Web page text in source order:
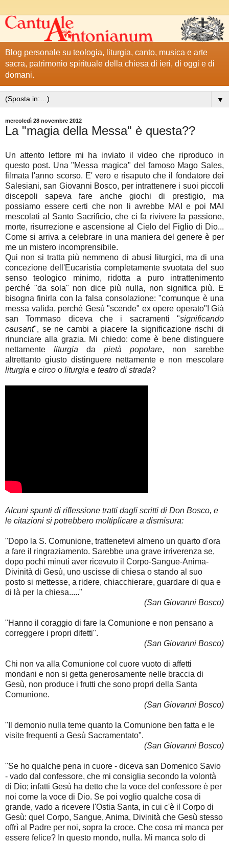
Blog personale su teologia, liturgia, canto, musica e arte
sacra, patrimonio spirituale della chiesa di ieri, di oggi e di
domani.
▼
mercoledì 28 novembre 2012
La "magia della Messa" è questa??
Un attento lettore mi ha inviato il video che riproduco in
questo post. Una "Messa magica" del famoso Mago Sales,
filmata l'anno scorso. E' vero e risaputo che il fondatore dei
Salesiani, san Giovanni Bosco, per intrattenere i suoi piccoli
discepoli sapeva fare anche giochi di prestigio, ma
possiamo essere certi che non li avrebbe MAI e poi MAI
mescolati al Santo Sacrificio, che ci fa rivivere la passione,
morte, risurrezione e ascensione al Cielo del Figlio di Dio...
Come si arriva a celebrare in una maniera del genere è per
me un mistero incomprensibile.
Qui non si tratta più nemmeno di abusi liturgici, ma di una
concezione dell'Eucaristia completamente svuotata del suo
senso teologico minimo, ridotta a puro intrattenimento
perché "da sola" non dice più nulla, non significa più. E
bisogna finirla con la falsa consolazione: "comunque è una
messa valida, perché Gesù "scende" ex opere operato"! Già
san Tommaso diceva che i sacramenti "significando
causant", se ne cambi a piacere la significazione rischi di
rinunciare alla grazia. Mi chiedo: come è bene distinguere
nettamente liturgia da pietà popolare, non sarebbe
altrettanto giusto distinguere nettamente e non mescolare
liturgia e circo o liturgia e teatro di strada?
Alcuni spunti di riflessione tratti dagli scritti di Don Bosco, e
le citazioni si potrebbero moltiplicare a dismisura:
"Dopo la S. Comunione, trattenetevi almeno un quarto d'ora
a fare il ringraziamento. Sarebbe una grave irriverenza se,
dopo pochi minuti aver ricevuto il Corpo-Sangue-Anima-
Divinità di Gesù, uno uscisse di chiesa o stando al suo
posto si mettesse, a ridere, chiacchierare, guardare di qua e
di là per la chiesa....."
(San Giovanni Bosco)
"Hanno il coraggio di fare la Comunione e non pensano a
correggere i propri difetti".
(San Giovanni Bosco)
Chi non va alla Comunione col cuore vuoto di affetti
mondani e non si getta generosamente nelle braccia di
Gesù, non produce i frutti che sono propri della Santa
Comunione.
(San Giovanni Bosco)
"Il demonio nulla teme quanto la Comunione ben fatta e le
visite frequenti a Gesù Sacramentato".
(San Giovanni Bosco)
"Se ho qualche pena in cuore - diceva san Domenico Savio
- vado dal confessore, che mi consiglia secondo la volontà
di Dio; infatti Gesù ha detto che la voce del confessore è per
noi come la voce di Dio. Se poi voglio qualche cosa di
grande, vado a ricevere l'Ostia Santa, in cui c'è il Corpo di
Gesù: quel Corpo, Sangue, Anima, Divinità che Gesù stesso
offrì al Padre per noi, sopra la croce. Che cosa mi manca per
essere felice? In questo mondo, nulla. Mi manca solo di